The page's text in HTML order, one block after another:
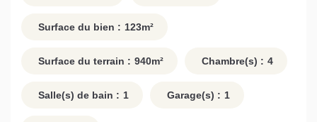
Surface du bien : 123m²
Surface du terrain : 940m² Chambre(s) : 4
Salle(s) de bain : 1 Garage(s) : 1